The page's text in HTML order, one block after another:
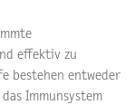
effektiv zu
bestehen entweder
Immunsystem